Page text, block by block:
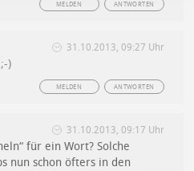
ANTWORTEN
MELDEN
31.10.2013, 09:27 Uhr
)
ANTWORTEN
MELDEN
31.10.2013, 09:17 Uhr
für ein Wort? Solche
nun schon öfters in den